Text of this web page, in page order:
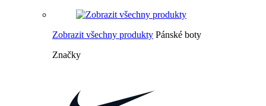
Zobrazit všechny produkty Pánské boty
Značky